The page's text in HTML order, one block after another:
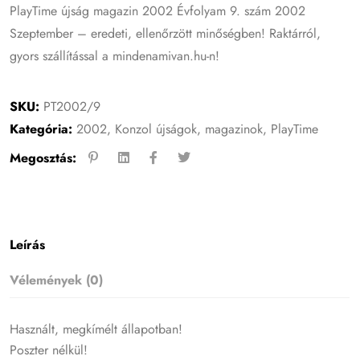
PlayTime újság magazin 2002 Évfolyam 9. szám 2002
Szeptember – eredeti, ellenőrzött minőségben! Raktárról,
gyors szállítással a mindenamivan.hu-n!
SKU: PT2002/9
Kategória: 2002, Konzol újságok, magazinok, PlayTime
Megosztás:
Leírás
Vélemények (0)
Használt, megkímélt állapotban!
Poszter nélkül!